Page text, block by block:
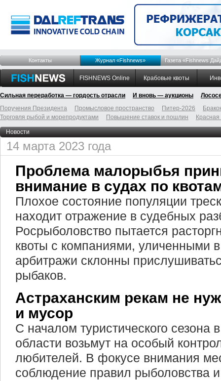
Контакты Журнал «Fishnews» Газета «Fishnews
FISHNEWS Online Крабовые квоты
Сильная переработка — гордость отрасли И вновь — аукционы
Поручения Президента
Промысловое пространство Питер-2026
Торговля рыбой и морепродуктами
Повышение ставок и пошлин
Новости
14 марта 2023 года
Проблема малорыбья
внимание в судах по
Плохое состояние популяции
находит отражение в судебных
Росрыболовство пытается
квоты с компаниями, уличенными
арбитражи склонны
рыбаков.
Астраханским рекам не
и мусор
С началом туристического сезона
области возьмут на особый
любителей. В фокусе внимания
соблюдение правил рыболовства